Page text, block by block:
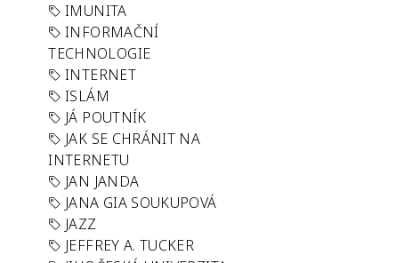
IMUNITA
INFORMAČNÍ
TECHNOLOGIE
INTERNET
ISLÁM
JÁ POUTNÍK
JAK SE CHRÁNIT NA
INTERNETU
JAN JANDA
JANA GIA SOUKUPOVÁ
JAZZ
JEFFREY A. TUCKER